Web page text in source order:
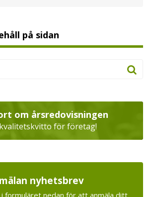
på sidan
om årsredovisningen
för företag!
nyhetsbrev
formuläret nedan för att anmäla ditt